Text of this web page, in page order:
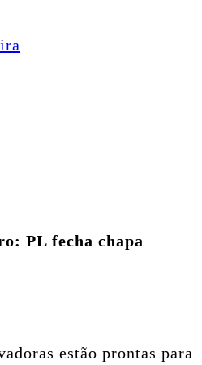
PL fecha chapa
estão prontas para